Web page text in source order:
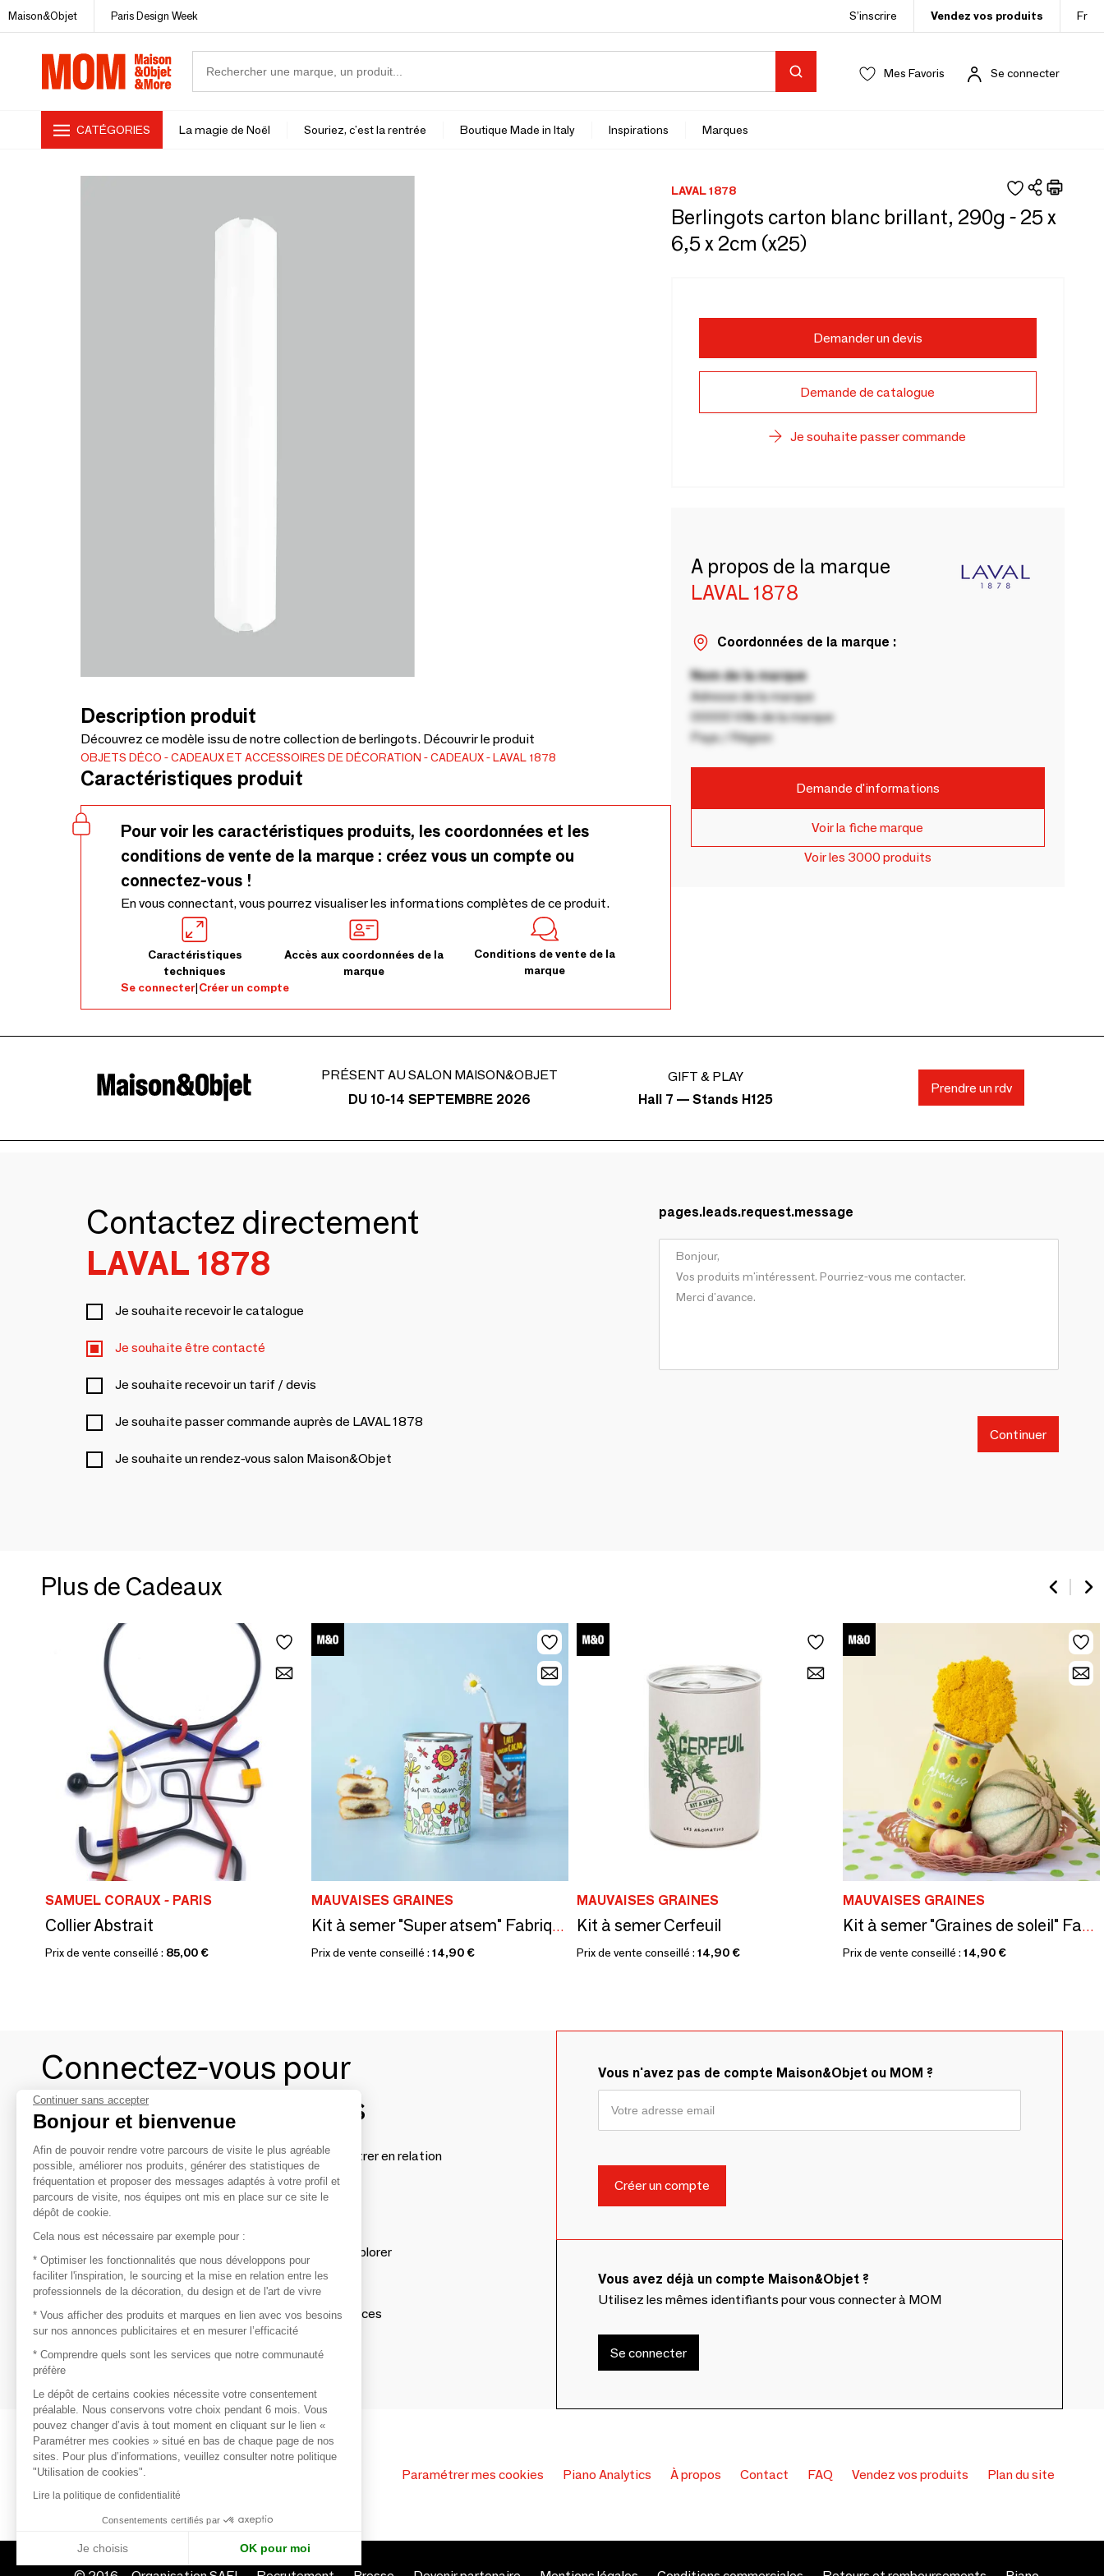
Maison&Objet Paris Design Week S’inscrire Vendez vos produits Fr
Mes Favoris Se connecter
CATÉGORIES La magie de Noël Souriez, c'est la rentrée Boutique Made in Italy Inspirations Marques
Description produit
Découvrez ce modèle issu de notre collection de berlingots. Découvrir le produit
OBJETS DÉCO CADEAUX ET ACCESSOIRES DE DÉCORATION CADEAUX LAVAL 1878
Caractéristiques produit
Pour voir les caractéristiques produits, les coordonnées et les
conditions de vente de la marque : créez vous un compte ou
connectez-vous !
En vous connectant, vous pourrez visualiser les informations complètes de ce produit.
Caractéristiques
techniques
Accès aux coordonnées de la
marque
Conditions de vente de la
marque
Se connecter|Créer un compte
LAVAL 1878
Berlingots carton blanc brillant, 290g - 25 x
6,5 x 2cm (x25)
Demander un devis
Demande de catalogue
Je souhaite passer commande
A propos de la marque
LAVAL 1878
Coordonnées de la marque :
Nom de la marque
Adresse de la marque
00000 Ville de la marque
Pays / Région
Demande d'informations
Voir la fiche marque
Voir les 3000 produits
PRÉSENT AU SALON MAISON&OBJET
DU 10-14 SEPTEMBRE 2026
GIFT & PLAY
Hall 7 — Stands H125
Prendre un rdv
Contactez directement
LAVAL 1878
Je souhaite recevoir le catalogue
Je souhaite être contacté
Je souhaite recevoir un tarif / devis
Je souhaite passer commande auprès de LAVAL 1878
Je souhaite un rendez-vous salon Maison&Objet
pages.leads.request.message
Continuer
Plus de Cadeaux
SAMUEL CORAUX - PARIS
Collier Abstrait
Prix de vente conseillé : 85,00 €
MAUVAISES GRAINES
Kit à semer "Super atsem" Fabriqué en France
Prix de vente conseillé : 14,90 €
MAUVAISES GRAINES
Kit à semer Cerfeuil
Prix de vente conseillé : 14,90 €
MAUVAISES GRAINES
Kit à semer "Graines de soleil" Fabriqué en France
Prix de vente conseillé : 14,90 €
Connectez-vous pour
contacter les marques
Afin de profiter au mieux de l'expérience MOM et de rentrer en relation
avec vos marques préférées, créez-vous un compte.
Découvrir
Les produits de milliers de fournisseurs à explorer
S'inspirer
Inspiration et sélections de produits tendances
Contacter
Vous n'avez pas de compte Maison&Objet ou MOM ?
Vous avez déjà un compte Maison&Objet ?
Utilisez les mêmes identifiants pour vous connecter à MOM
Se connecter
Paramétrer mes cookies Piano Analytics À propos Contact FAQ Vendez vos produits Plan du site
Continuer sans accepter
Bonjour et bienvenue
Afin de pouvoir rendre votre parcours de visite le plus agréable
possible, améliorer nos produits, générer des statistiques de
fréquentation et proposer des messages adaptés à votre profil et
parcours de visite, nos équipes ont mis en place sur ce site le
dépôt de cookie.
Cela nous est nécessaire par exemple pour :
* Optimiser les fonctionnalités que nous développons pour
faciliter l'inspiration, le sourcing et la mise en relation entre les
professionnels de la décoration, du design et de l'art de vivre
* Vous afficher des produits et marques en lien avec vos besoins
sur nos annonces publicitaires et en mesurer l’efficacité
* Comprendre quels sont les services que notre communauté
préfère
Le dépôt de certains cookies nécessite votre consentement
préalable. Nous conservons votre choix pendant 6 mois. Vous
pouvez changer d’avis à tout moment en cliquant sur le lien «
Paramétrer mes cookies » situé en bas de chaque page de nos
sites. Pour plus d’informations, veuillez consulter notre politique
"Utilisation de cookies".
Lire la politique de confidentialité
Consentements certifiés par
Je choisis OK pour moi